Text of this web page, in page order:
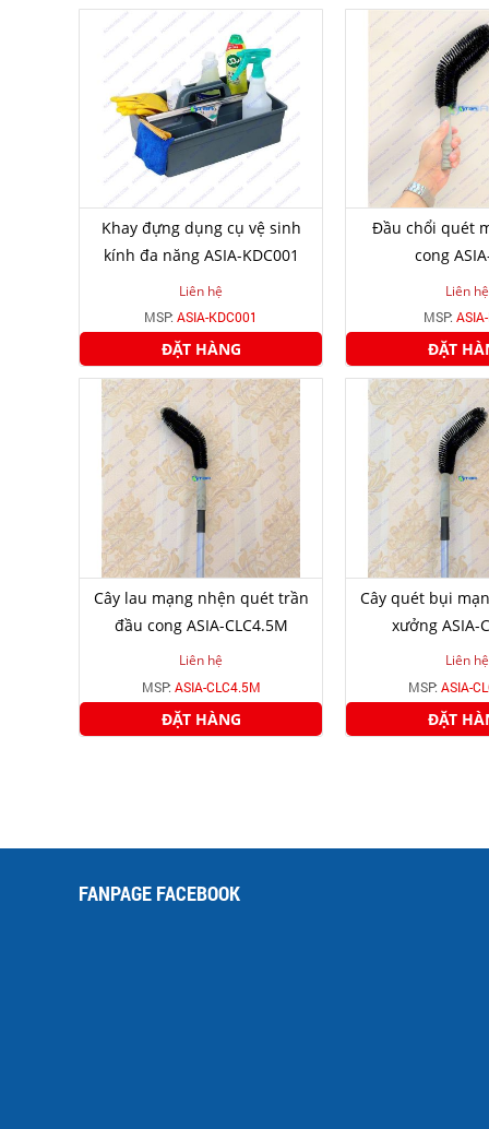
Khay đựng dụng cụ vệ sinh
kính đa năng ASIA-KDC001
Liên hệ
MSP: ASIA-KDC001
ĐẶT HÀNG
Đầu chổi quét
cong
Liên hệ
MSP:
ĐẶT
Cây lau mạng nhện quét trần
đầu cong ASIA-CLC4.5M
Liên hệ
MSP: ASIA-CLC4.5M
ĐẶT HÀNG
Cây quét bụi
xưởng ASIA-
Liên hệ
MSP: ASIA-
ĐẶT
FANPAGE FACEBOOK